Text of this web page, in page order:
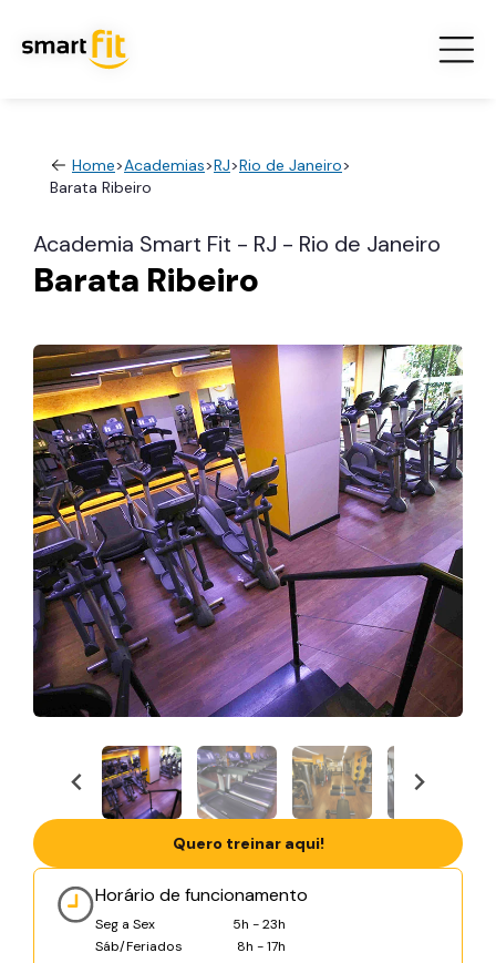
Home>Academias>RJ>Rio de Janeiro>
Barata Ribeiro
Academia Smart Fit - RJ - Rio de Janeiro
Barata Ribeiro
Horário de funcionamento
Seg a Sex
5h - 23h
Sáb/Feriados
8h - 17h
Quero treinar aqui!